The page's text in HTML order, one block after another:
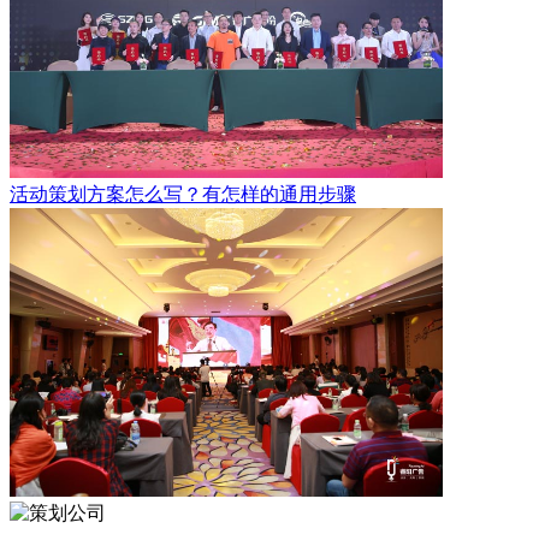
活动策划方案怎么写？有怎样的通用步骤